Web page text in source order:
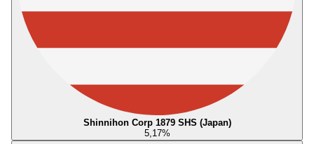
Shinnihon Corp 1879 SHS (Japan)
5,17%